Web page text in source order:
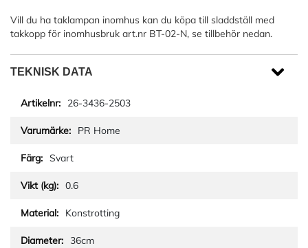
Vill du ha taklampan inomhus kan du köpa till sladdställ med
takkopp för inomhusbruk art.nr BT-02-N, se tillbehör nedan.
TEKNISK DATA
26-3436-2503
PR Home
Svart
0.6
Konstrotting
36cm